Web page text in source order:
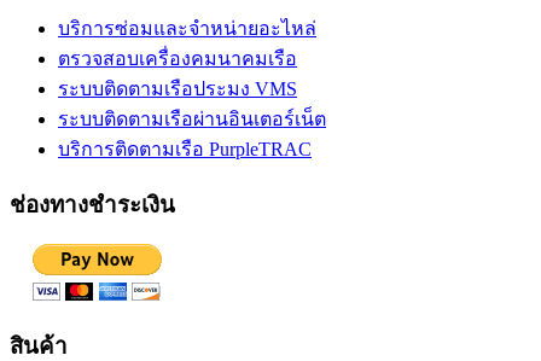
บริการซ่อมและจำหน่ายอะไหล่
ตรวจสอบเครื่องคมนาคมเรือ
ระบบติดตามเรือประมง VMS
ระบบติดตามเรือผ่านอินเตอร์เน็ต
บริการติดตามเรือ PurpleTRAC
ช่องทางชำระเงิน
สินค้า